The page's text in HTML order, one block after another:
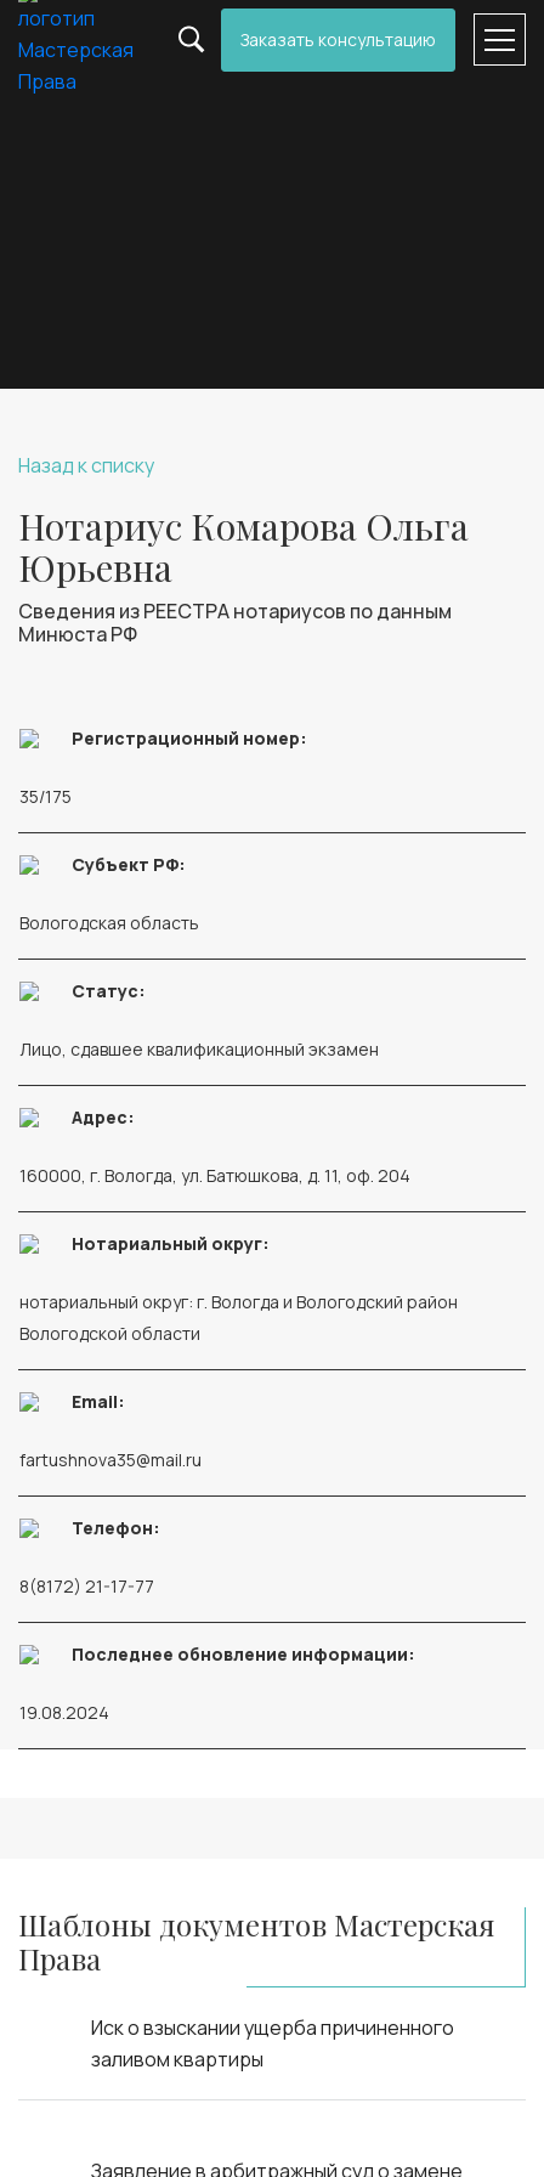
Заказать консультацию
Назад к списку
Нотариус Комарова Ольга
Юрьевна
Сведения из РЕЕСТРА нотариусов по данным
Минюста РФ
Регистрационный номер:
35/175
Субъект РФ:
Вологодская область
Статус:
Лицо, сдавшее квалификационный экзамен
Адрес:
160000, г. Вологда, ул. Батюшкова, д. 11, оф. 204
Нотариальный округ:
нотариальный округ: г. Вологда и Вологодский район
Вологодской области
Email:
fartushnova35@mail.ru
Телефон:
8(8172) 21-17-77
Последнее обновление информации:
19.08.2024
Шаблоны документов Мастерская
Права
Иск о взыскании ущерба причиненного
заливом квартиры
Заявление в арбитражный суд о замене